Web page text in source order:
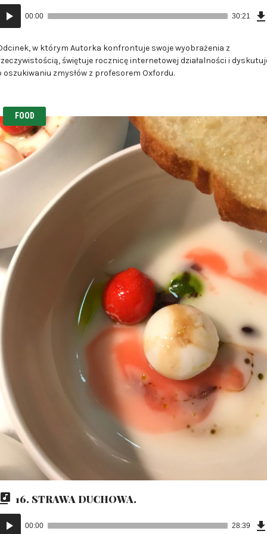
00:00 30:21
w którym Autorka konfrontuje swoje wyobrażenia z
świętuje rocznicę internetowej działalności i
oszukiwaniu zmysłów z profesorem Oxfordu.
FOOD
16. STRAWA DUCHOWA.
00:00 28:39